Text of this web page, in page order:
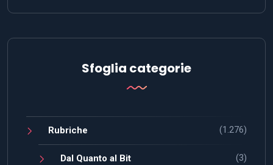
Sfoglia categorie
Rubriche (1.276)
Dal Quanto al Bit (3)